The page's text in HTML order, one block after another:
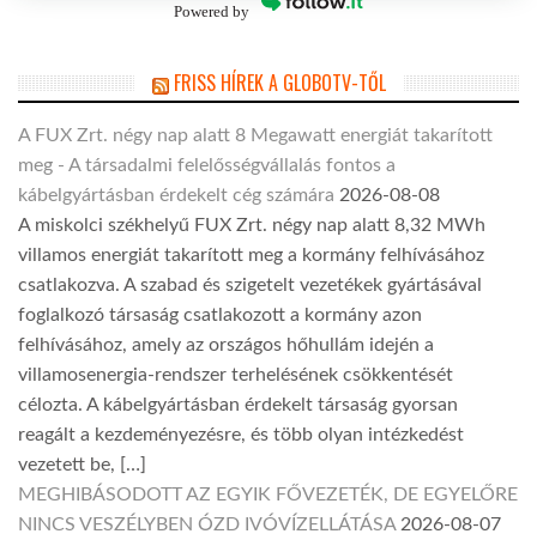
Powered by
FRISS HÍREK A GLOBOTV-TŐL
A FUX Zrt. négy nap alatt 8 Megawatt energiát takarított
meg - A társadalmi felelősségvállalás fontos a
kábelgyártásban érdekelt cég számára 2026-08-08
A miskolci székhelyű FUX Zrt. négy nap alatt 8,32 MWh
villamos energiát takarított meg a kormány felhívásához
csatlakozva. A szabad és szigetelt vezetékek gyártásával
foglalkozó társaság csatlakozott a kormány azon
felhívásához, amely az országos hőhullám idején a
villamosenergia-rendszer terhelésének csökkentését
célozta. A kábelgyártásban érdekelt társaság gyorsan
reagált a kezdeményezésre, és több olyan intézkedést
vezetett be, […]
MEGHIBÁSODOTT AZ EGYIK FŐVEZETÉK, DE EGYELŐRE
NINCS VESZÉLYBEN ÓZD IVÓVÍZELLÁTÁSA 2026-08-07